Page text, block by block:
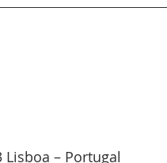
Lisboa – Portugal